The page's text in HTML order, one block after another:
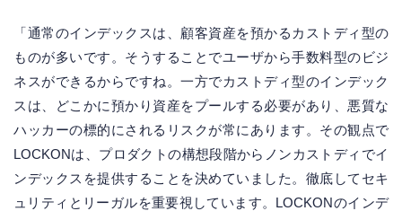
「通常のインデックスは、顧客資産を預かるカストディ型の
ものが多いです。そうすることでユーザから手数料型のビジ
ネスができるからですね。一方でカストディ型のインデック
スは、どこかに預かり資産をプールする必要があり、悪質な
ハッカーの標的にされるリスクが常にあります。その観点で
LOCKONは、プロダクトの構想段階からノンカストディでイ
ンデックスを提供することを決めていました。徹底してセキ
ュリティとリーガルを重要視しています。LOCKONのインデ